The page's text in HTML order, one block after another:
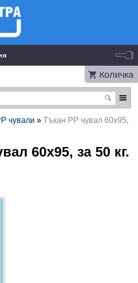
Количка
чували » Тъкан PP чувал 60x95,
60x95, за 50 кг.